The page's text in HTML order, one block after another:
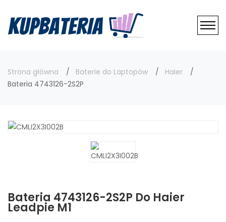
Strona główna Baterie do Laptopów
Haier
Bateria 4743126-2S2P
Bateria 4743126-2S2P Do Haier
Leadpie M1